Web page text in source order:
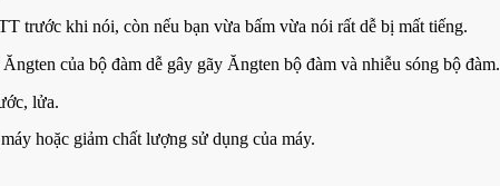
trước khi nói, còn nếu bạn vừa bấm vừa nói rất dễ bị mất tiếng.
của bộ đàm dễ gây gãy Ăngten bộ đàm và nhiễu sóng bộ đàm.
lửa.
hoặc giảm chất lượng sử dụng của máy.